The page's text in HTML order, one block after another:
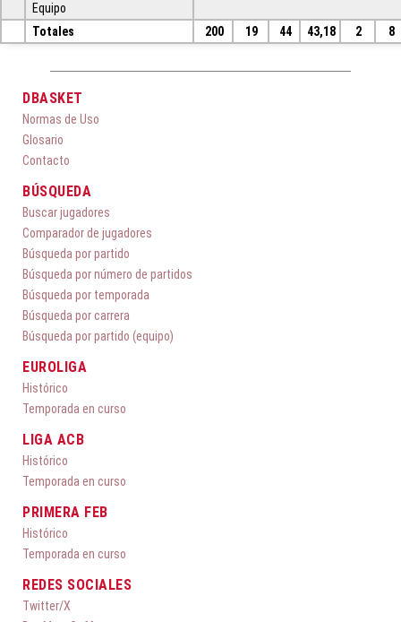
Equipo
Totales
200 19 44 43,18 2 8
DBASKET
Normas de Uso
Glosario
Contacto
BÚSQUEDA
Buscar jugadores
Comparador de jugadores
Búsqueda por partido
Búsqueda por número de partidos
Búsqueda por temporada
Búsqueda por carrera
Búsqueda por partido (equipo)
EUROLIGA
Histórico
Temporada en curso
LIGA ACB
Histórico
Temporada en curso
PRIMERA FEB
Histórico
Temporada en curso
REDES SOCIALES
Twitter/X